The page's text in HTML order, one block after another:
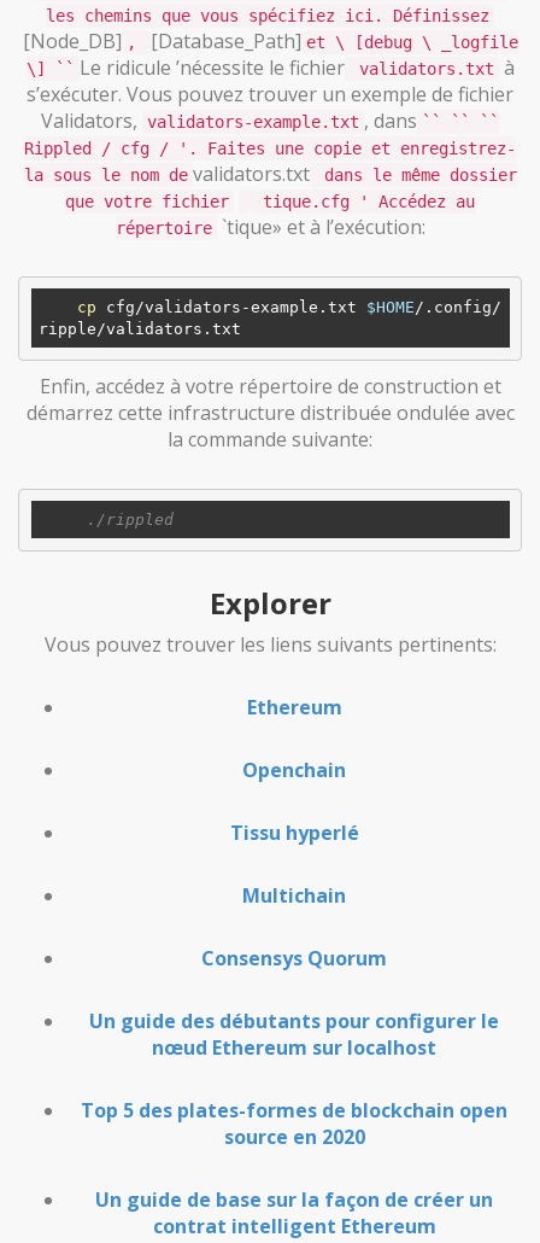
les chemins que vous spécifiez ici. Définissez
[Node_DB] , [Database_Path] et \ [debug \ _logfile
\] `` Le ridicule ’nécessite le fichier validators.txt à
s’exécuter. Vous pouvez trouver un exemple de fichier
Validators, validators-example.txt , dans `` `` ``
Rippled / cfg / '. Faites une copie et enregistrez-
la sous le nom de validators.txt
dans le même dossier
que votre fichier
tique.cfg ' Accédez au
répertoire `tique» et à l’exécution:
cp cfg/validators-example.txt $HOME /.config/
Enfin, accédez à votre répertoire de construction et
démarrez cette infrastructure distribuée ondulée avec
la commande suivante:
Explorer
Vous pouvez trouver les liens suivants pertinents:
Ethereum
Openchain
Tissu hyperlé
Multichain
Consensys Quorum
Un guide des débutants pour configurer le
nœud Ethereum sur localhost
Top 5 des plates-formes de blockchain open
source en 2020
Un guide de base sur la façon de créer un
contrat intelligent Ethereum